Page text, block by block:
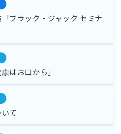
ブラック・ジャック セミナ
はお口から」
て